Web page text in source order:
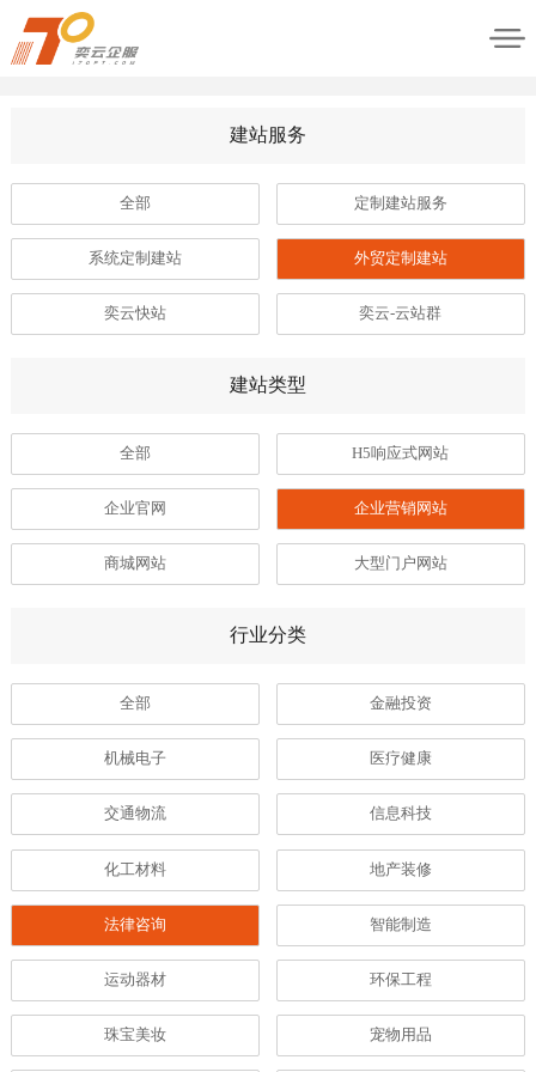
建站服务
全部 定制建站服务
系统定制建站 外贸定制建站
奕云快站 奕云-云站群
建站类型
全部 H5响应式网站
企业官网 企业营销网站
商城网站 大型门户网站
行业分类
全部 金融投资
机械电子 医疗健康
交通物流 信息科技
化工材料 地产装修
法律咨询 智能制造
运动器材 环保工程
珠宝美妆 宠物用品